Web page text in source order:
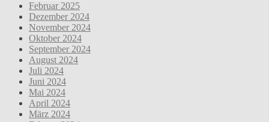
Februar 2025
Dezember 2024
November 2024
Oktober 2024
September 2024
August 2024
Juli 2024
Juni 2024
Mai 2024
April 2024
März 2024